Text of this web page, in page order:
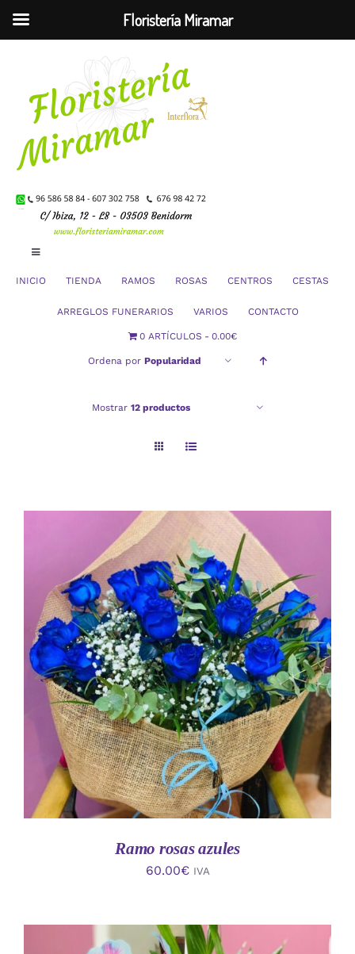
contenido
Toggle
INICIO TIENDA RAMOS ROSAS CENTROS CESTAS
ARREGLOS FUNERARIOS VARIOS CONTACTO
0 ARTÍCULOS 0.00€
Ordena por Popularidad
Mostrar 12 productos
AÑADIR AL CARRITO
/
DETALLES
Ramo rosas azules
60.00€ IVA
Floristería Miramar